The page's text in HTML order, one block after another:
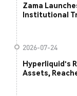
Zama
Institutional
2026-07-24
Hyperliquid's
Assets,